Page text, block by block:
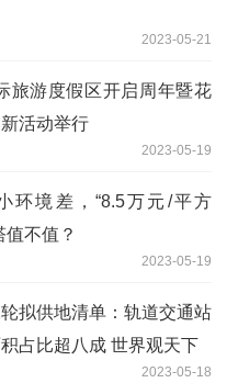
2023-05-21
旅游度假区开启周年暨花
活动举行
2023-05-19
环境差，“8.5万元/平方
值不值？
2023-05-19
拟供地清单：轨道交通站
占比超八成 世界观天下
2023-05-18